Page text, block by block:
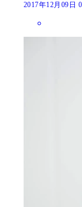
2017年12月09日